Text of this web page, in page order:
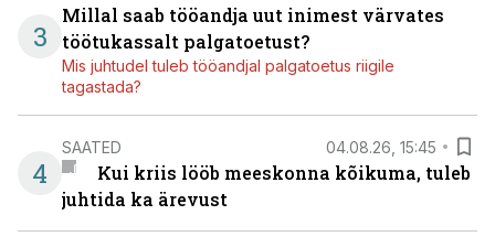
3
Millal saab tööandja uut inimest värvates
töötukassalt palgatoetust?
Mis juhtudel tuleb tööandjal palgatoetus riigile
tagastada?
4
SAATED 04.08.26, 15:45
Kui kriis lööb meeskonna kõikuma, tuleb
juhtida ka ärevust